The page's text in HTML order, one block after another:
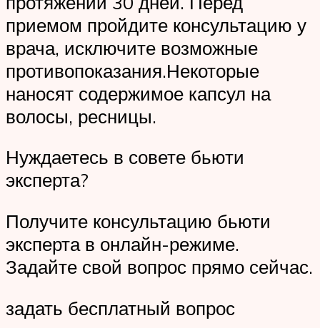
приемом пройдите консультацию у
врача, исключите возможные
противопоказания.Некоторые
наносят содержимое капсул на
волосы, ресницы.
Нуждаетесь в совете бьюти
эксперта?
Получите консультацию бьюти
эксперта в онлайн-режиме.
Задайте свой вопрос прямо сейчас.
задать бесплатный вопрос